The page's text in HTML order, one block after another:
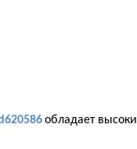
обладает